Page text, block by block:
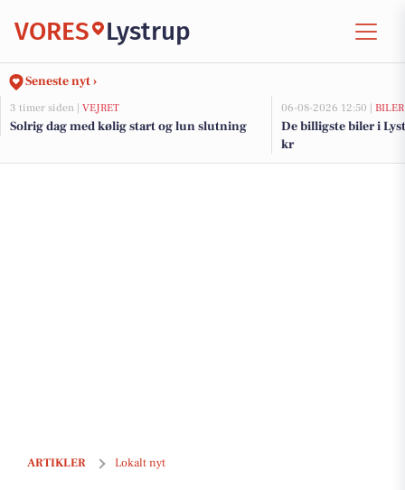
VORES Lystrup
Seneste nyt ›
3 timer siden | VEJRET
Solrig dag med kølig start og lun slutning
06-08-2026 12:50 | BILER
De billigste biler i
kr
ARTIKLER Lokalt nyt
Aarhus Kommunes sociale udgifter risikerer at eksplodere trods